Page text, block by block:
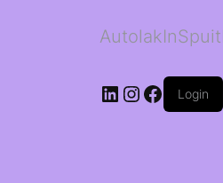
LinkedIn
Instagram
Login